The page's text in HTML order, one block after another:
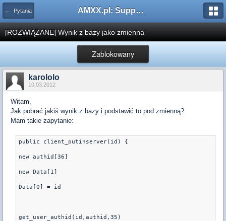
← Pytania AMXX.pl: Support AMX Mod X i SourceMod
[ROZWIĄZANE] Wynik z bazy jako zmienna
Zablokowany
karololo
10.03.2012
Witam,
Jak pobrać jakiś wynik z bazy i podstawić to pod zmienną?
Mam takie zapytanie:
public client_putinserver(id) {
new authid[36]
new Data[1]
Data[0] = id
get_user_authid(id,authid,35)